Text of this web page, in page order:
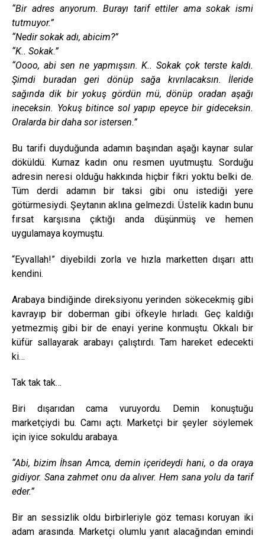
“Bir adres arıyorum. Burayı tarif ettiler ama sokak ismi
tutmuyor.”
“Nedir sokak adı, abicim?”
“K.. Sokak.”
“Oooo, abi sen ne yapmışsın. K.. Sokak çok terste kaldı.
Şimdi buradan geri dönüp sağa kıvrılacaksın. İleride
sağında dik bir yokuş gördün mü, dönüp oradan aşağı
ineceksin. Yokuş bitince sol yapıp epeyce bir gideceksin.
Oralarda bir daha sor istersen.”
Bu tarifi duyduğunda adamın başından aşağı kaynar sular
döküldü. Kurnaz kadın onu resmen uyutmuştu. Sorduğu
adresin neresi olduğu hakkında hiçbir fikri yoktu belki de.
Tüm derdi adamın bir taksi gibi onu istediği yere
götürmesiydi. Şeytanın aklına gelmezdi. Üstelik kadın bunu
fırsat karşısına çıktığı anda düşünmüş ve hemen
uygulamaya koymuştu.
“Eyvallah!” diyebildi zorla ve hızla marketten dışarı attı
kendini.
Arabaya bindiğinde direksiyonu yerinden sökecekmiş gibi
kavrayıp bir doberman gibi öfkeyle hırladı. Geç kaldığı
yetmezmiş gibi bir de enayi yerine konmuştu. Okkalı bir
küfür sallayarak arabayı çalıştırdı. Tam hareket edecekti
ki…
Tak tak tak…
Biri dışarıdan cama vuruyordu. Demin konuştuğu
marketçiydi bu. Camı açtı. Marketçi bir şeyler söylemek
için iyice sokuldu arabaya.
“Abi, bizim İhsan Amca, demin içerideydi hani, o da oraya
gidiyor. Sana zahmet onu da alıver. Hem sana yolu da tarif
eder.”
Bir an sessizlik oldu birbirleriyle göz teması koruyan iki
adam arasında. Marketçi olumlu yanıt alacağından emindi